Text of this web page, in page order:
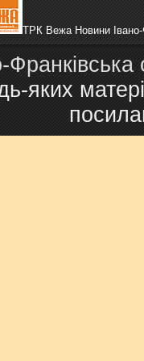
ТРК Вежа Новини Івано-
яких